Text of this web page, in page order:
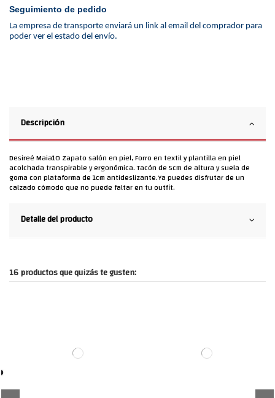
Seguimiento de pedido
La empresa de transporte enviará un link al email del comprador para
poder ver el estado del envío.
Descripción
Desireé Maia10 Zapato salón en piel, Forro en textil y plantilla en piel
acolchada transpirable y ergonómica. Tacón de 5cm de altura y suela de
goma con plataforma de 1cm antideslizante.Ya puedes disfrutar de un
calzado cómodo que no puede faltar en tu outfit.
Detalle del producto
16 productos que quizás te gusten: